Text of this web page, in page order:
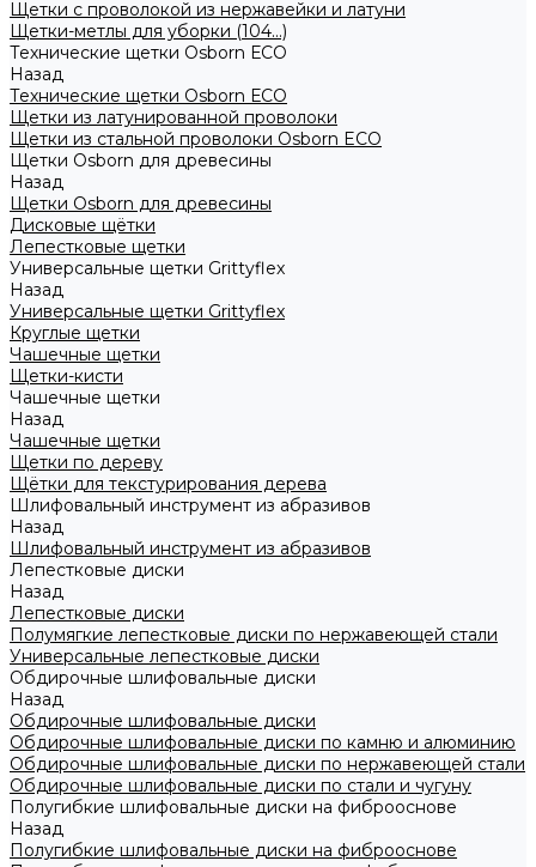
Щетки с проволокой из нержавейки и латуни
Щетки-метлы для уборки (104...)
Технические щетки Osborn ЕСО
Назад
Технические щетки Osborn ЕСО
Щетки из латунированной проволоки
Щетки из стальной проволоки Osborn ECO
Щетки Osborn для древесины
Назад
Щетки Osborn для древесины
Дисковые щётки
Лепестковые щетки
Универсальные щетки Grittyflex
Назад
Универсальные щетки Grittyflex
Круглые щетки
Чашечные щетки
Щетки-кисти
Чашечные щетки
Назад
Чашечные щетки
Щетки по дереву
Щётки для текстурирования дерева
Шлифовальный инструмент из абразивов
Назад
Шлифовальный инструмент из абразивов
Лепестковые диски
Назад
Лепестковые диски
Полумягкие лепестковые диски по нержавеющей стали
Универсальные лепестковые диски
Обдирочные шлифовальные диски
Назад
Обдирочные шлифовальные диски
Обдирочные шлифовальные диски по камню и алюминию
Обдирочные шлифовальные диски по нержавеющей стали
Обдирочные шлифовальные диски по стали и чугуну
Полугибкие шлифовальные диски на фиброоснове
Назад
Полугибкие шлифовальные диски на фиброоснове